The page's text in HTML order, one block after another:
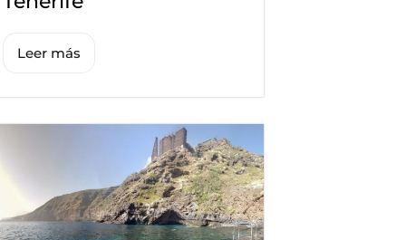
Leer más